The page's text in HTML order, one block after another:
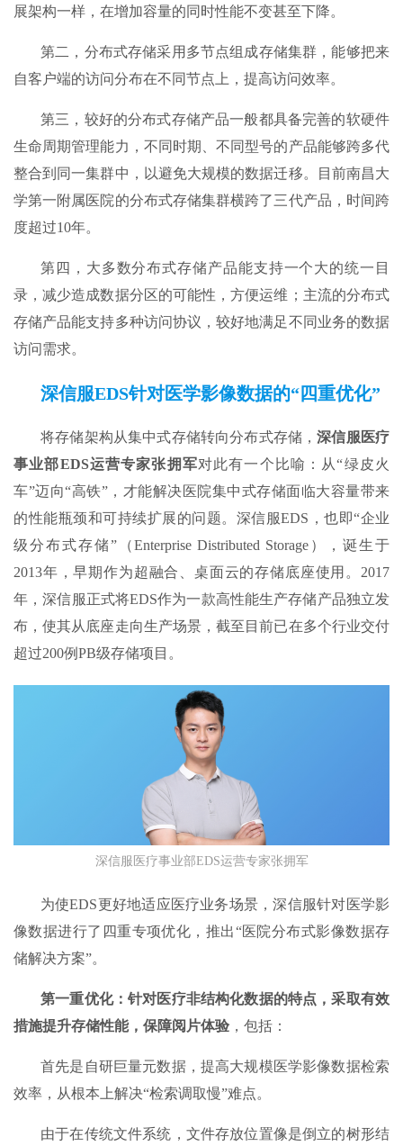
展架构一样，在增加容量的同时性能不变甚至下降。
第二，分布式存储采用多节点组成存储集群，能够把来
自客户端的访问分布在不同节点上，提高访问效率。
第三，较好的分布式存储产品一般都具备完善的软硬件
生命周期管理能力，不同时期、不同型号的产品能够跨多代
整合到同一集群中，以避免大规模的数据迁移。目前南昌大
学第一附属医院的分布式存储集群横跨了三代产品，时间跨
度超过10年。
第四，大多数分布式存储产品能支持一个大的统一目
录，减少造成数据分区的可能性，方便运维；主流的分布式
存储产品能支持多种访问协议，较好地满足不同业务的数据
访问需求。
深信服EDS针对医学影像数据的“四重优化”
将存储架构从集中式存储转向分布式存储，深信服医疗
事业部EDS运营专家张拥军对此有一个比喻：从“绿皮火
车”迈向“高铁”，才能解决医院集中式存储面临大容量带来
的性能瓶颈和可持续扩展的问题。深信服EDS，也即“企业
级分布式存储”（Enterprise Distributed Storage），诞生于
2013年，早期作为超融合、桌面云的存储底座使用。2017
年，深信服正式将EDS作为一款高性能生产存储产品独立发
布，使其从底座走向生产场景，截至目前已在多个行业交付
超过200例PB级存储项目。
深信服医疗事业部EDS运营专家张拥军
为使EDS更好地适应医疗业务场景，深信服针对医学影
像数据进行了四重专项优化，推出“医院分布式影像数据存
储解决方案”。
第一重优化：针对医疗非结构化数据的特点，采取有效
措施提升存储性能，保障阅片体验 ，包括：
首先是自研巨量元数据，提高大规模医学影像数据检索
效率，从根本上解决“检索调取慢”难点。
由于在传统文件系统，文件存放位置像是倒立的树形结